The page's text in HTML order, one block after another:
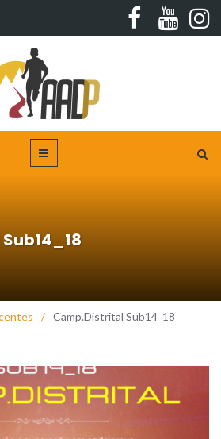
/ Camp.Distrital Sub14_18